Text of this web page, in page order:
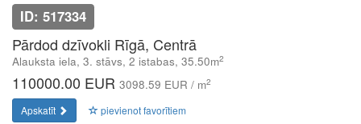
ID: 517334
Pārdod dzīvokli Rīgā, Centrā
Alauksta iela, 3. stāvs, 2 istabas, 35.50m2
110000.00 EUR 3098.59 EUR / m2
Apskatīt pievienot favorītiem